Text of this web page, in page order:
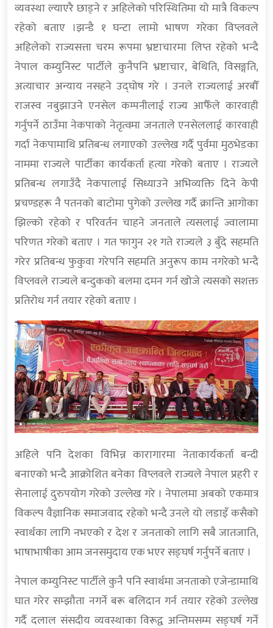
व्यवस्था ल्याएरै छाड्ने र अहिलेको परिस्थितिमा यो मात्रै विकल्प
रहेको बताए ।झन्डै १ घन्टा लामो भाषण गरेका विप्लवले
अहिलेको राज्यसत्ता चरम रूपमा भ्रष्टाचारमा लिप्त रहेको भन्दै
नेपाल कम्युनिस्ट पार्टीले कुनैपनि भ्रष्टाचार, बेथिति, विसङ्गति,
अत्याचार अन्याय नसहने उद्घोष गरे । उनले राज्यलाई अरबौँ
राजस्व नबुझाउने एनसेल कम्पनीलाई राज्य आफैँले कारवाही
गर्नुपर्ने ठाउँमा नेकपाको नेतृत्वमा जनताले एनसेललाई कारवाही
गर्दा नेकपामाथि प्रतिबन्ध लगाएको उल्लेख गर्दै पुर्वमा मुठभेडका
नाममा राज्यले पार्टीका कार्यकर्ता हत्या गरेको बताए । राज्यले
प्रतिबन्ध लगाउँदै नेकपालाई सिध्याउने अभिव्यक्ति दिने केपी
प्रचण्डहरू नै पतनको बाटोमा पुगेको उल्लेख गर्दै क्रान्ति आगोका
झिल्को रहेको र परिवर्तन चाहने जनताले त्यसलाई ज्वालामा
परिणत गरेको बताए । गत फागुन २१ गते राज्यले ३ बुँदे सहमति
गरेर प्रतिबन्ध फुकुवा गरेपनि सहमति अनुरूप काम नगरेको भन्दै
विप्लवले राज्यले बन्दुकको बलमा दमन गर्न खोजे त्यसको सशक्त
प्रतिरोध गर्न तयार रहेको बताए ।
अहिले पनि देशका विभिन्न कारागारमा नेताकार्यकर्ता बन्दी
बनाएको भन्दै आक्रोशित बनेका विप्लवले राज्यले नेपाल प्रहरी र
सेनालाई दुरुपयोग गरेको उल्लेख गरे । नेपालमा अबको एकमात्र
विकल्प वैज्ञानिक समाजवाद रहेको भन्दै उनले यो लडाइँ कसैको
स्वार्थका लागि नभएको र देश र जनताको लागि सबै जातजाति,
भाषाभाषीका आम जनसमुदाय एक भएर सङ्घर्ष गर्नुपर्ने बताए ।
नेपाल कम्युनिस्ट पार्टीले कुनै पनि स्वार्थमा जनताको एजेन्डामाथि
घात गरेर सम्झौता नगर्ने बरू बलिदान गर्न तयार रहेको उल्लेख
गर्दै दलाल संसदीय व्यवस्थाका विरूद्व अन्तिमसम्म सङ्घर्ष गर्ने